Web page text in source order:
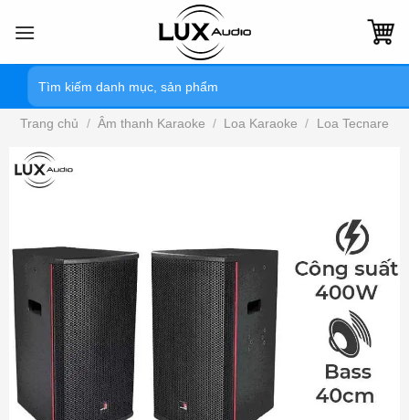
qua
Tìm
kiếm:
Trang chủ
/ Âm thanh Karaoke / Loa Karaoke / Loa Tecnare